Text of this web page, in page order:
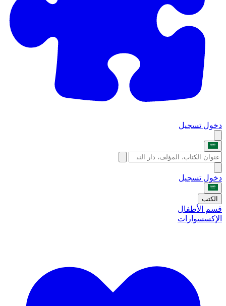
دخول تسجيل
دخول تسجيل
الكتب
قسم الأطفال
الإكسسوارات